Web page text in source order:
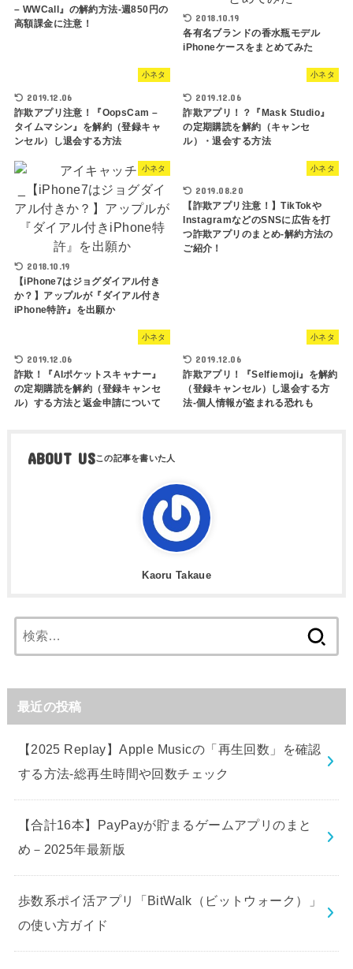
– WWCall』の解約方法-週850円の
高額課金に注意！
2018.10.19
各有名ブランドの香水瓶モデル
iPhoneケースをまとめてみた
小ネタ
2019.12.06
詐欺アプリ注意！『OopsCam –
タイムマシン』を解約（登録キャ
ンセル）し退会する方法
小ネタ
2019.12.06
詐欺アプリ！？『Mask Studio』
の定期購読を解約（キャンセ
ル）・退会する方法
小ネタ
2018.10.19
【iPhone7はジョグダイアル付き
か？】アップルが『ダイアル付き
iPhone特許』を出願か
小ネタ
2019.08.20
【詐欺アプリ注意！】TikTokや
InstagramなどのSNSに広告を打
つ詐欺アプリのまとめ-解約方法の
ご紹介！
小ネタ
2019.12.06
詐欺！『AIポケットスキャナー』
の定期購読を解約（登録キャンセ
ル）する方法と返金申請について
小ネタ
2019.12.06
詐欺アプリ！『Selfiemoji』を解約
（登録キャンセル）し退会する方
法-個人情報が盗まれる恐れも
ABOUT US
Kaoru Takaue
索:
最近の投稿
【2025 Replay】Apple Musicの「再生回数」を確認
する方法-総再生時間や回数チェック
【合計16本】PayPayが貯まるゲームアプリのまと
め－2025年最新版
歩数系ポイ活アプリ「BitWalk（ビットウォーク）」
の使い方ガイド